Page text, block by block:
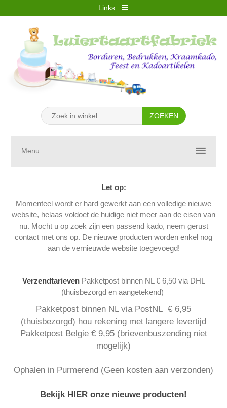
Links
REGISTREREN
WINKELWAGEN (0)
Menu
Let op:
Momenteel wordt er hard gewerkt aan een volledige nieuwe
website, helaas voldoet de huidige niet meer aan de eisen van
nu. Mocht u op zoek zijn een passend kado, neem gerust
contact met ons op. De nieuwe producten worden enkel nog
aan de vernieuwde website toegevoegd!
Verzendtarieven Pakketpost binnen NL € 6,50 via DHL
(thuisbezorgd en aangetekend)
Pakketpost binnen NL via PostNL € 6,95
(thuisbezorgd) hou rekening met langere levertijd
Pakketpost Belgie € 9,95 (brievenbuszending niet
mogelijk)
Ophalen in Purmerend (Geen kosten aan verzonden)
Bekijk HIER onze nieuwe producten!